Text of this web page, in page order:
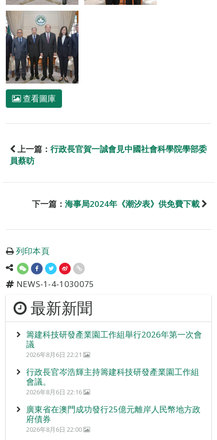
查看圖庫
上一篇： 行政長官賀一誠會見中國社會科學院學部委
員蔡昉
下一篇： 海事局2024年《潮汐表》供免費下載
列印本頁
NEWS-1-4-1030075
最新新聞
籌建科技研發產業園工作組舉行2026年第一次會
議
2026年8月6日 22:21
行政長官岑浩輝主持籌建科技研發產業園工作組
會議。
2026年8月6日 22:16
廣東省在澳門成功發行25億元離岸人民幣地方政
府債券
2026年8月6日 22:00